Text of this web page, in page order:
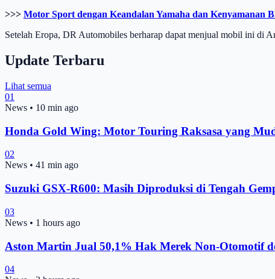
>>> Motor Sport dengan Keandalan Yamaha dan Kenyamanan
Setelah Eropa, DR Automobiles berharap dapat menjual mobil ini di
Update Terbaru
Lihat semua
01
News • 10 min ago
Honda Gold Wing: Motor Touring Raksasa yang
02
News • 41 min ago
Suzuki GSX-R600: Masih Diproduksi di Tengah
03
News • 1 hours ago
Aston Martin Jual 50,1% Hak Merek Non-Otomotif
04